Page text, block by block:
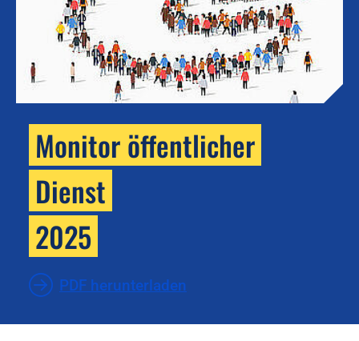
Monitor öffentlicher
Dienst
2025
PDF herunterladen